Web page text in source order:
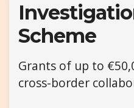
Scheme
Grants of up to
cross-border